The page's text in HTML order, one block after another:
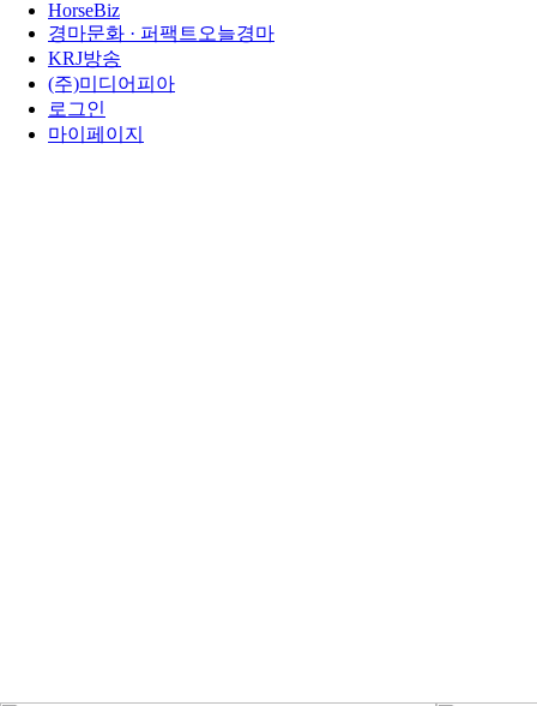
HorseBiz
경마문화 · 퍼팩트오늘경마
KRJ방송
(주)미디어피아
로그인
마이페이지